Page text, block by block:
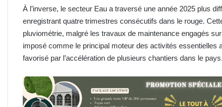
À l’inverse, le secteur Eau a traversé une année 2025 plus
enregistrant quatre trimestres consécutifs dans le rouge.
pluviométrie, malgré les travaux de maintenance engagés
imposé comme le principal moteur des activités essentielles
favorisé par l’accélération de plusieurs chantiers dans le